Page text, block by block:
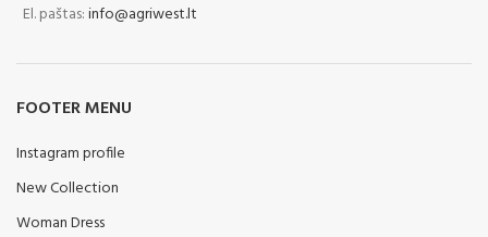
atitinkantis šiuolaikinius žemės
El. paštas:info@agriwest.lt
FOOTER MENU
Instagram profile
New Collection
Woman Dress